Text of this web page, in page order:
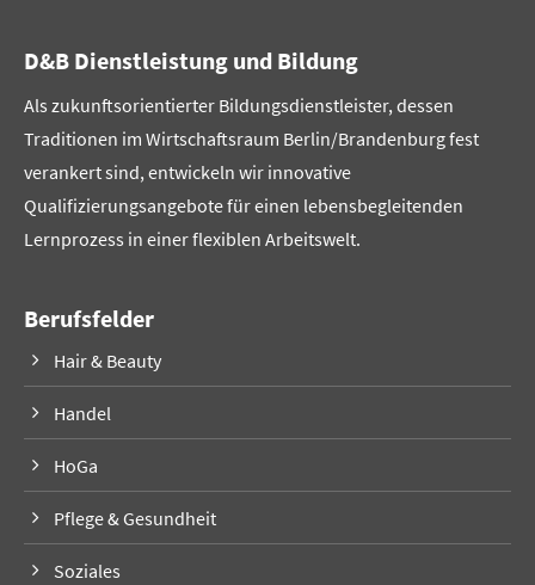
D&B Dienstleistung und Bildung
Als zukunftsorientierter Bildungsdienstleister, dessen
Traditionen im Wirtschaftsraum Berlin/Brandenburg fest
verankert sind, entwickeln wir innovative
Qualifizierungsangebote für einen lebensbegleitenden
Lernprozess in einer flexiblen Arbeitswelt.
Berufsfelder
Hair & Beauty
Handel
HoGa
Pflege & Gesundheit
Soziales